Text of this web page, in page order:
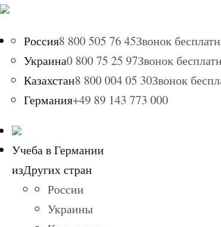
Россия8 800 505 76 45Звонок
Украина0 800 75 25 97Звонок
Казахстан8 800 004 05 30Звонок
Германия+49 89 143 773 000
Учеба в Германии
изДругих стран
России
Украины